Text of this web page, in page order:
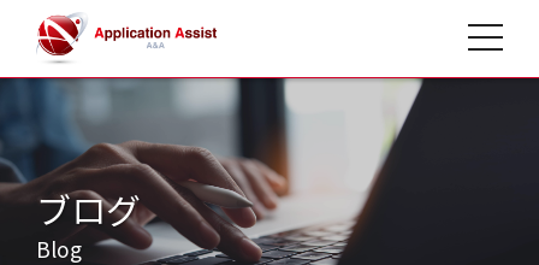
toggle
ブログ
Blog